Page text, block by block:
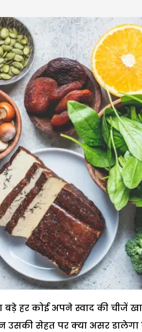
हर कोई अपने स्वाद की चीजें
उसकी सेहत पर क्या असर डालेगा